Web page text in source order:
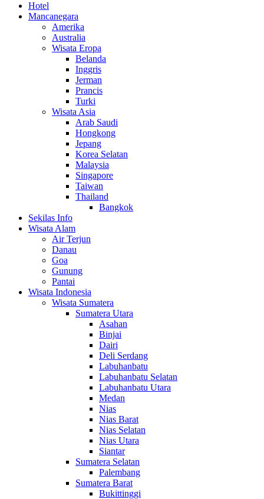
Hotel
Mancanegara
Amerika
Australia
Wisata Eropa
Belanda
Inggris
Jerman
Prancis
Turki
Wisata Asia
Arab Saudi
Hongkong
Jepang
Korea Selatan
Malaysia
Singapore
Taiwan
Thailand
Bangkok
Sekilas Info
Wisata Alam
Air Terjun
Danau
Goa
Gunung
Pantai
Wisata Indonesia
Wisata Sumatera
Sumatera Utara
Asahan
Binjai
Dairi
Deli Serdang
Labuhanbatu
Labuhanbatu Selatan
Labuhanbatu Utara
Medan
Nias
Nias Barat
Nias Selatan
Nias Utara
Siantar
Sumatera Selatan
Palembang
Sumatera Barat
Bukittinggi